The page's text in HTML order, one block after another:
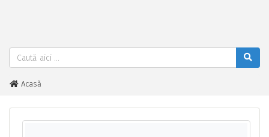
Acasă